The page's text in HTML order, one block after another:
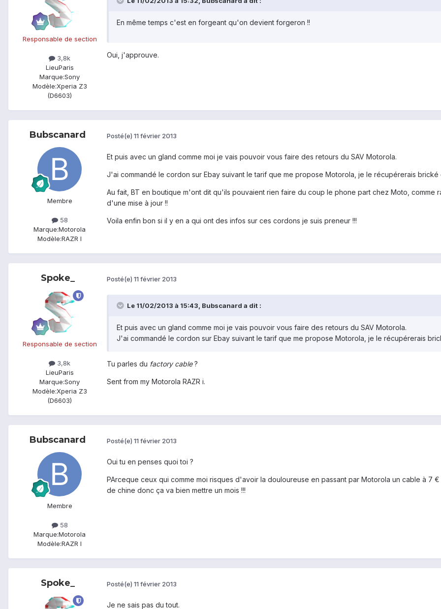
Responsable de section
3,8k
LieuParis
Marque:Sony
Modèle:Xperia Z3
(D6603)
En même temps c'est en forgeant qu'on devient forgeron !!
Oui, j'approuve.
Bubscanard
Membre
58
Marque:Motorola
Modèle:RAZR I
Posté(e) 11 février 2013
Et puis avec un gland comme moi je vais pouvoir vous faire des retours du SAV Motorola.
J'ai commandé le cordon sur Ebay suivant le tarif que me propose Motorola, je le récupérerais brické
Au fait, BT en boutique m'ont dit qu'ils pouvaient rien faire du coup le phone part chez Moto,
d'une mise à jour !!
Voila enfin bon si il y en a qui ont des infos sur ces cordons je suis preneur !!!
Spoke_
Responsable de section
3,8k
LieuParis
Marque:Sony
Modèle:Xperia Z3
(D6603)
Posté(e) 11 février 2013
Le 11/02/2013 à 15:43, Bubscanard a dit :
Et puis avec un gland comme moi je vais pouvoir vous faire des retours du SAV Motorola.
J'ai commandé le cordon sur Ebay suivant le tarif que me propose Motorola, je le récupérerais
Tu parles du factory cable?
Sent from my Motorola RAZR i.
Bubscanard
Membre
58
Marque:Motorola
Modèle:RAZR I
Posté(e) 11 février 2013
Oui tu en penses quoi toi ?
PArceque ceux qui comme moi risques d'avoir la douloureuse en passant par Motorola un cable à 7
de chine donc ça va bien mettre un mois !!!
Spoke_ Posté(e) 11 février 2013
Je ne sais pas du tout.